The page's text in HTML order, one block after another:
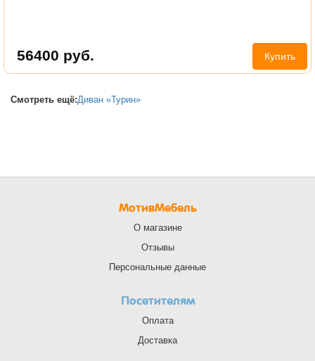
56400 руб. Купить
Смотреть ещё:Диван «Турин»
МотивМебель
О магазине
Отзывы
Персональные данные
Посетителям
Оплата
Доставка